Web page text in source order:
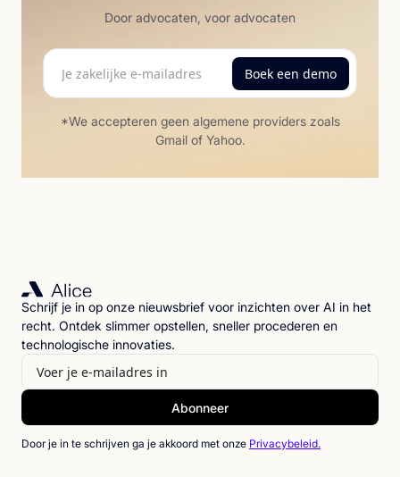
Door advocaten, voor advocaten
*We accepteren geen algemene providers zoals
Gmail of Yahoo.
Schrijf je in op onze nieuwsbrief voor inzichten over AI in het
recht. Ontdek slimmer opstellen, sneller procederen en
technologische innovaties.
Door je in te schrijven ga je akkoord met onze Privacybeleid.